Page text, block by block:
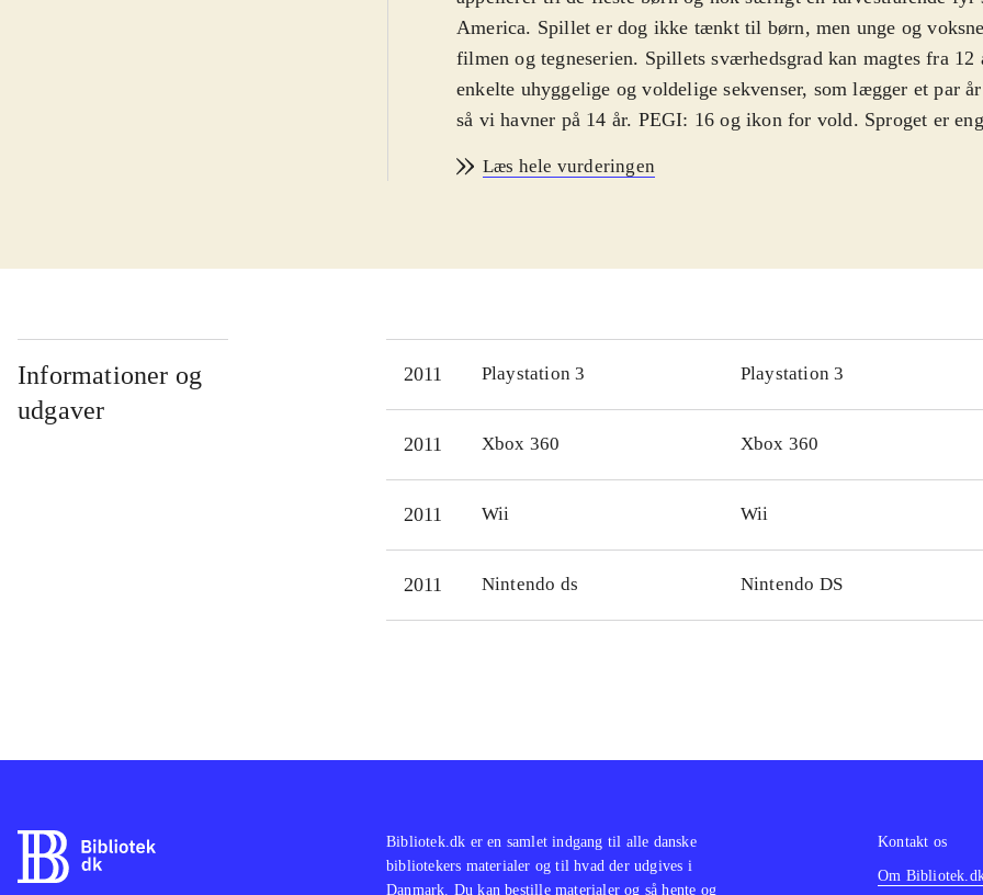
America. Spillet er dog ikke tænkt til børn, men unge og
filmen og tegneserien. Spillets sværhedsgrad kan magtes fra 12
enkelte uhyggelige og voldelige sekvenser, som lægger et par
så vi havner på 14 år. PEGI: 16 og ikon for vold. Sproget er
nazityskland - i en noget fantasifyldt version af 2. verdenskrig.
nemlig et angreb på en nazibefæstet middelalderborg i de
supersoldater. Ærkefjenden Red Skull og andre fra Marvels
plads. Ud over den farvestrålende dragt, har Cap et skjold i det
Batman - Arkham Asylum har lignende gameplay - dog bedre
flottere grafik.
Alt i alt en blandet affære. Det er sjovt at kæmpe, især med
Læs hele vurderingen
Informationer og
udgaver
2011 Playstation 3 Playstation 3
2011 Xbox 360 Xbox 360
2011 Wii Wii
2011 Nintendo ds Nintendo DS
Bibliotek.dk er en samlet indgang til alle danske
bibliotekers materialer og til hvad der udgives i
Danmark. Du kan bestille materialer og så hente og
Kontakt os
Om